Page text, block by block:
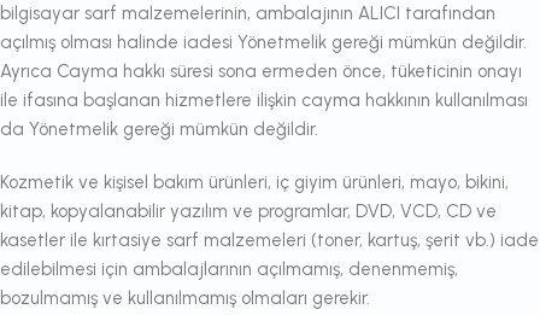
bilgisayar sarf malzemelerinin, ambalajının ALICI tarafından
açılmış olması halinde iadesi Yönetmelik gereği mümkün değildir.
Ayrıca Cayma hakkı süresi sona ermeden önce, tüketicinin onayı
ile ifasına başlanan hizmetlere ilişkin cayma hakkının kullanılması
da Yönetmelik gereği mümkün değildir.
Kozmetik ve kişisel bakım ürünleri, iç giyim ürünleri, mayo, bikini,
kitap, kopyalanabilir yazılım ve programlar, DVD, VCD, CD ve
kasetler ile kırtasiye sarf malzemeleri (toner, kartuş, şerit vb.) iade
edilebilmesi için ambalajlarının açılmamış, denenmemiş,
bozulmamış ve kullanılmamış olmaları gerekir.